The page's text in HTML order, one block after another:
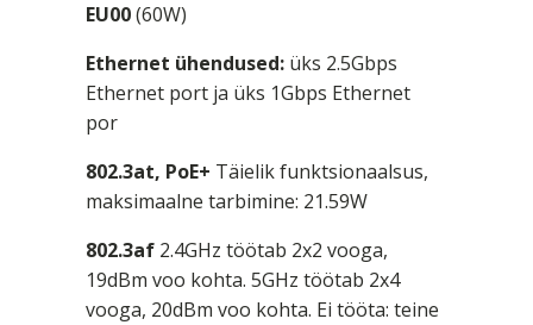
EU00(60W)
Ethernet ühendused: üks 2.5Gbps
Ethernet port ja üks 1Gbps Ethernet
por
802.3at, PoE+ Täielik funktsionaalsus,
maksimaalne tarbimine: 21.59W
802.3af 2.4GHz töötab 2x2 vooga,
19dBm voo kohta. 5GHz töötab 2x4
vooga, 20dBm voo kohta. Ei tööta: teine